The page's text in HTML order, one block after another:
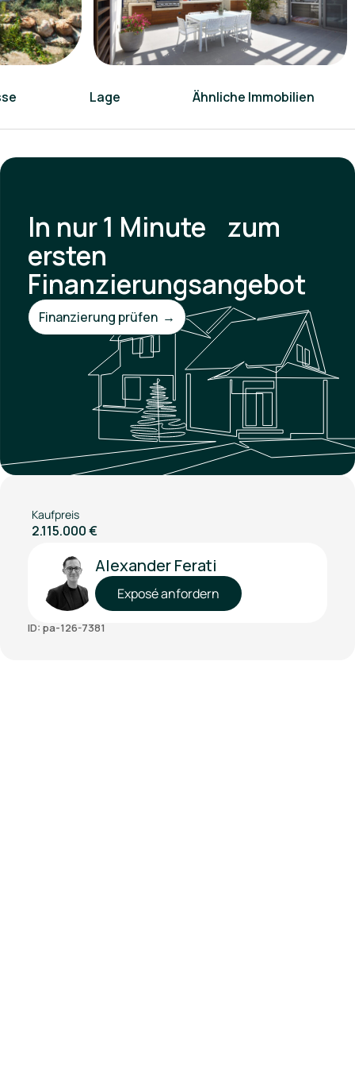
Lage Ähnliche Immobilien
In nur 1 Minute zum
ersten
Finanzierungsangebot
Finanzierung prüfen →
Kaufpreis
2.115.000 €
Alexander Ferati
Exposé anfordern
ID: pa-126-7381